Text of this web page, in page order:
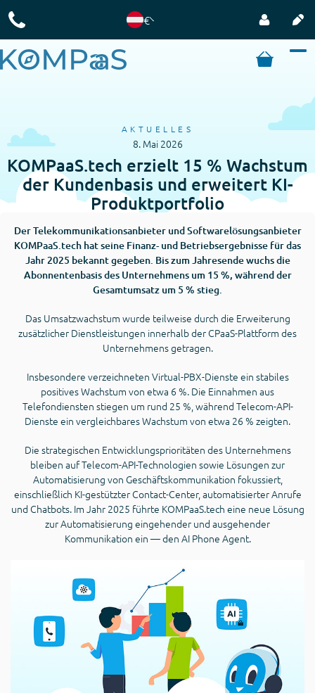
€
AKTUELLES
8. Mai 2026
KOMPaaS.tech erzielt 15 % Wachstum
der Kundenbasis und erweitert KI-
Produktportfolio
Der Telekommunikationsanbieter und Softwarelösungsanbieter
KOMPaaS.tech hat seine Finanz- und Betriebsergebnisse für das
Jahr 2025 bekannt gegeben. Bis zum Jahresende wuchs die
Abonnentenbasis des Unternehmens um 15 %, während der
Gesamtumsatz um 5 % stieg.
Das Umsatzwachstum wurde teilweise durch die Erweiterung
zusätzlicher Dienstleistungen innerhalb der CPaaS-Plattform des
Unternehmens getragen.
Insbesondere verzeichneten Virtual-PBX-Dienste ein stabiles
positives Wachstum von etwa 6 %. Die Einnahmen aus
Telefondiensten stiegen um rund 25 %, während Telecom-API-
Dienste ein vergleichbares Wachstum von etwa 26 % zeigten.
Die strategischen Entwicklungsprioritäten des Unternehmens
bleiben auf Telecom-API-Technologien sowie Lösungen zur
Automatisierung von Geschäftskommunikation fokussiert,
einschließlich KI-gestützter Contact-Center, automatisierter Anrufe
und Chatbots. Im Jahr 2025 führte KOMPaaS.tech eine neue Lösung
zur Automatisierung eingehender und ausgehender
Kommunikation ein — den AI Phone Agent.